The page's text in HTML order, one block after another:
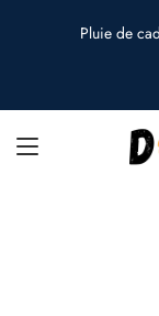
Pluie de